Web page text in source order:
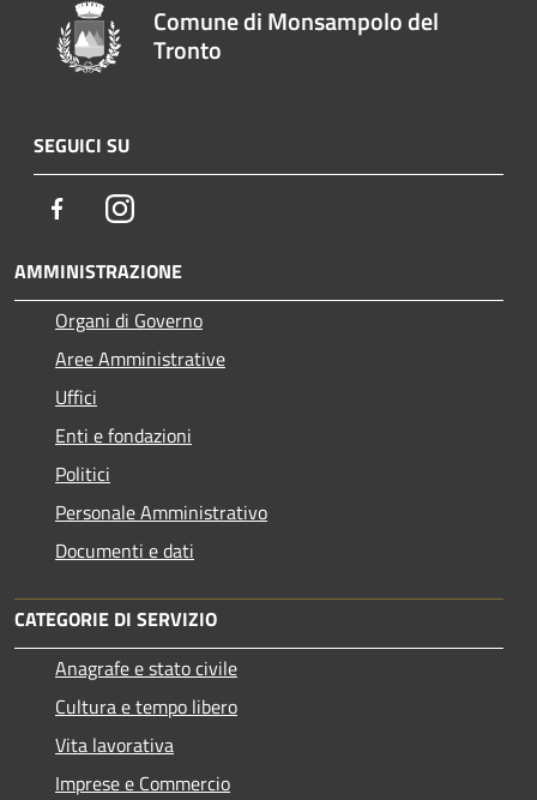
Comune di Monsampolo del
Tronto
SEGUICI SU
FacebookInstagram
AMMINISTRAZIONE
Organi di Governo
Aree Amministrative
Uffici
Enti e fondazioni
Politici
Personale Amministrativo
Documenti e dati
CATEGORIE DI SERVIZIO
Anagrafe e stato civile
Cultura e tempo libero
Vita lavorativa
Imprese e Commercio